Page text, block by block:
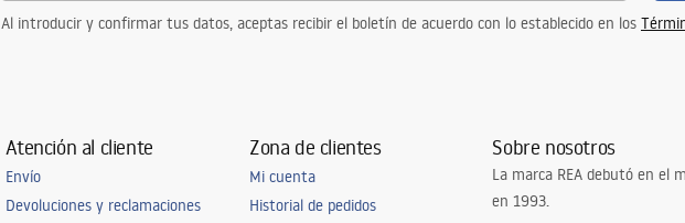
Al introducir y confirmar tus datos, aceptas recibir el boletín de acuerdo con lo establecido en los
Atención al cliente
Envío
Devoluciones y reclamaciones
Zona de clientes
Mi cuenta
Historial de pedidos
Sobre nosotros
La marca REA debutó en el
en 1993.